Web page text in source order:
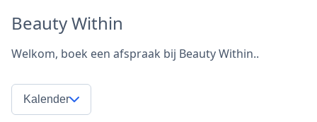
Beauty Within
Welkom, boek een afspraak bij Beauty Within..
Kalender